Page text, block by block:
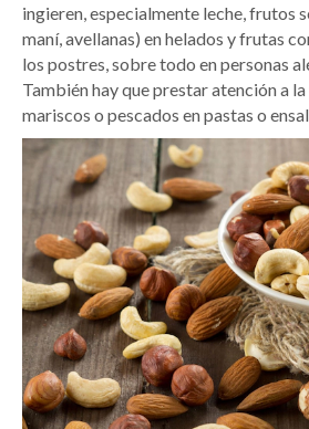
ingieren, especialmente leche, frutos
maní, avellanas) en helados y frutas
los postres, sobre todo en personas
También hay que prestar atención a
mariscos o pescados en pastas o